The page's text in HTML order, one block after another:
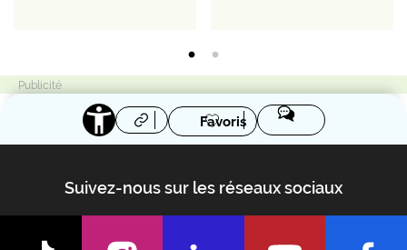
Favoris
Suivez-nous sur les réseaux sociaux